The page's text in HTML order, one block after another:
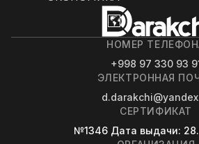
НОМЕР
+998 97 330 93
ЭЛЕКТРОННАЯ
СЕРТИФИКАТ
№1346 Дата выдачи: